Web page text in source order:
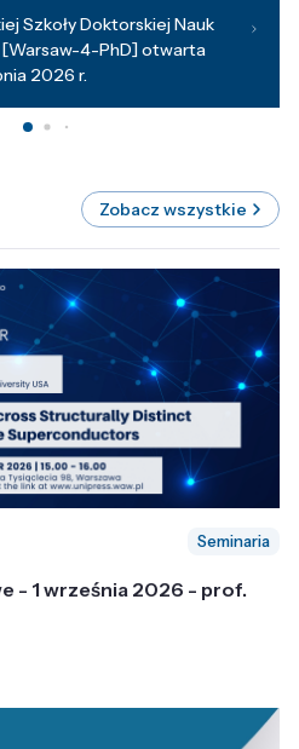
Szkoły Doktorskiej Nauk
[Warsaw-4-PhD] otwarta
2026 r.
Zobacz wszystkie
Seminaria
- 1 września 2026 - prof.